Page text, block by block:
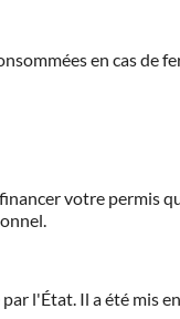
en cas de
votre permis
l'État. Il a été mis